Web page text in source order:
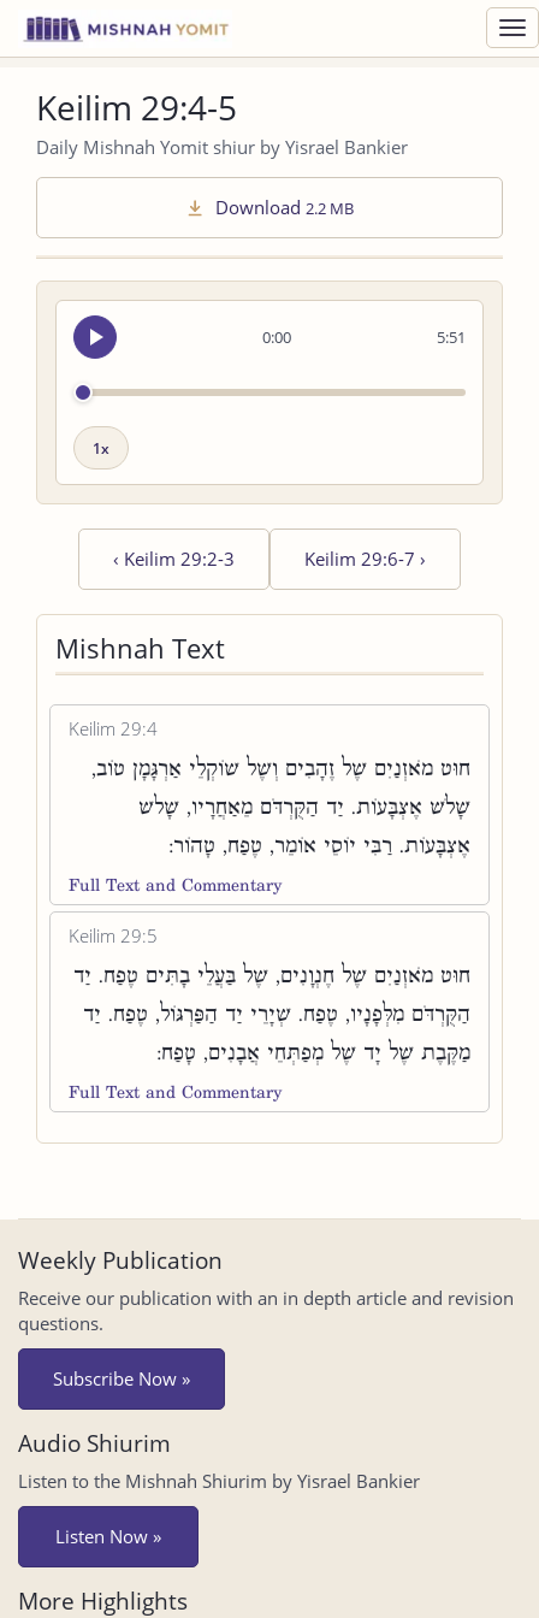
Keilim 29:4-5
Daily Mishnah Yomit shiur by Yisrael Bankier
Download 2.2 MB
0:00
Seek
audio
5:51
Playback
‹ Keilim 29:2-3 Keilim 29:6-7 ›
Mishnah Text
Keilim 29:4
חוּט מֹאזְנַיִם שֶׁל זֶהָבִים וְשֶׁל שׁוֹקְלֵי אַרְגָּמָן טוֹב,
שָׁלֹשׁ אֶצְבָּעוֹת. יַד הַקֻּרְדֹּם מֵאַחֲרָיו, שָׁלשׁ
אֶצְבָּעוֹת. רַבִּי יוֹסֵי אוֹמֵר, טֶפַח, טָהוֹר:
Full Text and Commentary
Keilim 29:5
חוּט מֹאזְנַיִם שֶׁל חֶנְוָנִים, שֶׁל בַּעֲלֵי בָתִּים טֶפַח. יַד
הַקֻּרְדֹּם מִלְּפָנָיו, טֶפַח. שְׁיָרֵי יַד הַפַּרְגּוֹל, טֶפַח. יַד
מַקֶּבֶת שֶׁל יָד שֶׁל מְפַתְּחֵי אֲבָנִים, טָפַח:
Full Text and Commentary
Weekly Publication
Receive our publication with an in depth article and revision
questions.
Subscribe Now »
Audio Shiurim
Listen to the Mishnah Shiurim by Yisrael Bankier
Listen Now »
More Highlights